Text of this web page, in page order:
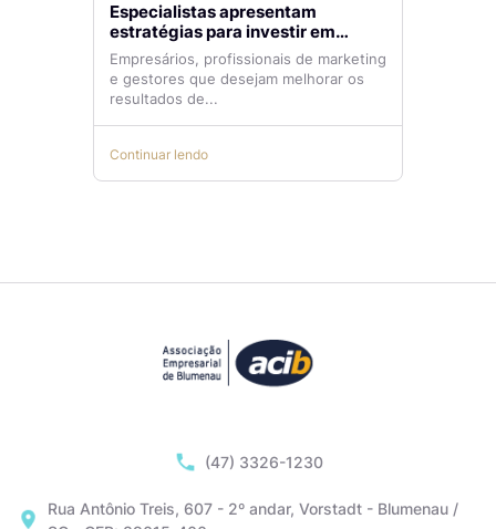
Especialistas apresentam
estratégias para investir em
tráfego pago com mais eficiência
Empresários, profissionais de marketing
e gestores que desejam melhorar os
resultados de...
Continuar lendo
(47) 3326-1230
Rua Antônio Treis, 607 - 2º andar, Vorstadt - Blumenau /